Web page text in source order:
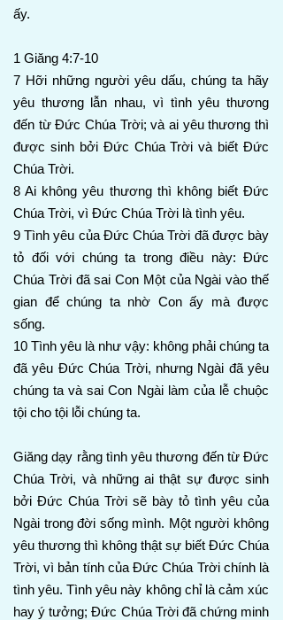
ấy.
1 Giăng 4:7-10
7 Hỡi những người yêu dấu, chúng ta hãy
yêu thương lẫn nhau, vì tình yêu thương
đến từ Đức Chúa Trời; và ai yêu thương thì
được sinh bởi Đức Chúa Trời và biết Đức
Chúa Trời.
8 Ai không yêu thương thì không biết Đức
Chúa Trời, vì Đức Chúa Trời là tình yêu.
9 Tình yêu của Đức Chúa Trời đã được bày
tỏ đối với chúng ta trong điều này: Đức
Chúa Trời đã sai Con Một của Ngài vào thế
gian để chúng ta nhờ Con ấy mà được
sống.
10 Tình yêu là như vậy: không phải chúng ta
đã yêu Đức Chúa Trời, nhưng Ngài đã yêu
chúng ta và sai Con Ngài làm của lễ chuộc
tội cho tội lỗi chúng ta.
Giăng dạy rằng tình yêu thương đến từ Đức
Chúa Trời, và những ai thật sự được sinh
bởi Đức Chúa Trời sẽ bày tỏ tình yêu của
Ngài trong đời sống mình. Một người không
yêu thương thì không thật sự biết Đức Chúa
Trời, vì bản tính của Đức Chúa Trời chính là
tình yêu. Tình yêu này không chỉ là cảm xúc
hay ý tưởng; Đức Chúa Trời đã chứng minh